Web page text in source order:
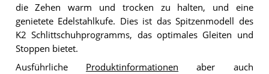
die Zehen warm und trocken zu halten, und eine
genietete Edelstahlkufe. Dies ist das Spitzenmodell des
K2 Schlittschuhprogramms, das optimales Gleiten und
Stoppen bietet.
Ausführliche Produktinformationen aber auch